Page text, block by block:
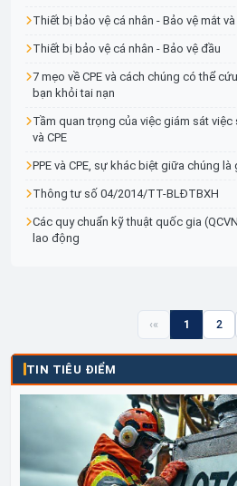
Thiết bị bảo vệ cá nhân - Bảo vệ mắt
Thiết bị bảo vệ cá nhân - Bảo vệ đầu
7 mẹo về CPE và cách chúng có thể
bạn khỏi tai nạn
Tầm quan trọng của việc giám sát việc
và CPE
PPE và CPE, sự khác biệt giữa chúng là
Thông tư số 04/2014/TT-BLĐTBXH
Các quy chuẩn kỹ thuật quốc gia
lao động
« 1 2
TIN TIÊU ĐIỂM